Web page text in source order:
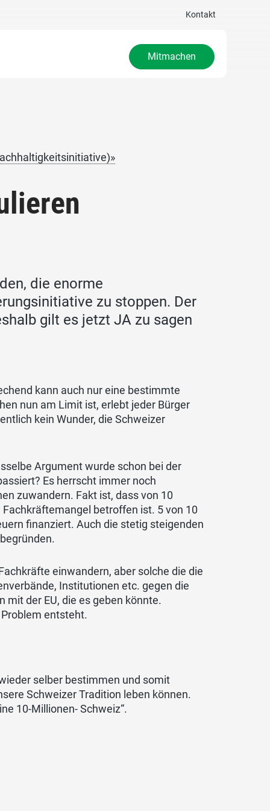
Kontakt
Mitmachen
die enorme
zu stoppen. Der
gilt es jetzt JA zu sagen
kann auch nur eine bestimmte
nun am Limit ist, erlebt jeder Bürger
kein Wunder, die Schweizer
Argument wurde schon bei der
Es herrscht immer noch
zuwandern. Fakt ist, dass von 10
betroffen ist. 5 von 10
finanziert. Auch die stetig steigenden
einwandern, aber solche die die
Institutionen etc. gegen die
der EU, die es geben könnte.
entsteht.
selber bestimmen und somit
Schweizer Tradition leben können.
10-Millionen- Schweiz“.